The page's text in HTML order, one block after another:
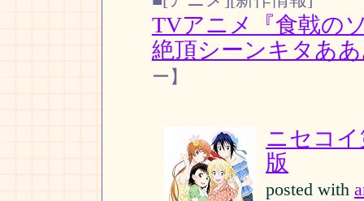
TVアニメ『食戟の
絶頂シーンキタあ
ー】
ニセコ
版
posted with